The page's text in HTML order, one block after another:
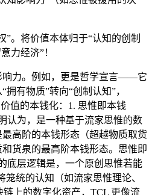
将价值本体归于“认知的创制
力经济”！
力。例如，更是哲学宣言——它
有物质”转向“创制认知”，
值的本钱化：1. 思惟即本钱
明认为，是一种基于流家思惟的数
高阶的本钱形态（超越物质取货
货泉的最高阶本钱形态。思惟即
底层逻辑是，一个原创思惟若能
统的认知（如流家思惟理论、
上的数字化资产，TCL 更像流